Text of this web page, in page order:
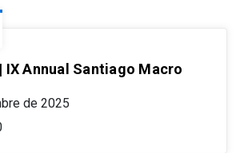
IX Annual Santiago Macro
de 2025